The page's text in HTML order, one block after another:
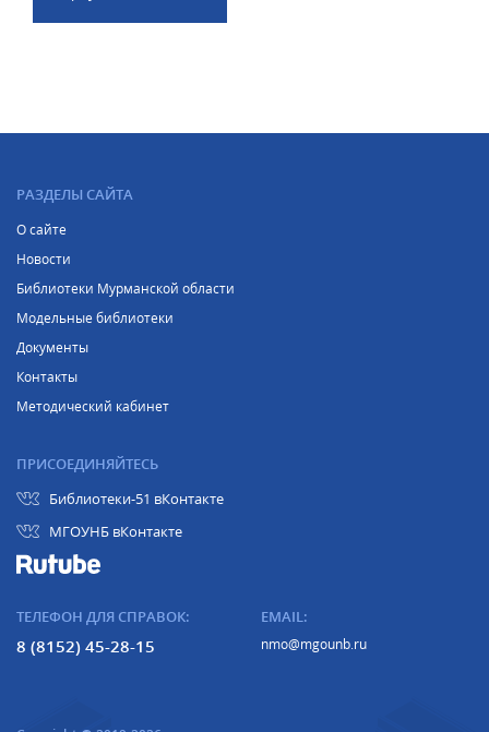
РАЗДЕЛЫ САЙТА
О сайте
Новости
Библиотеки Мурманской области
Модельные библиотеки
Документы
Контакты
Методический кабинет
ПРИСОЕДИНЯЙТЕСЬ
Библиотеки-51 вКонтакте
МГОУНБ вКонтакте
ТЕЛЕФОН ДЛЯ СПРАВОК:
8 (8152) 45-28-15
EMAIL:
nmo@mgounb.ru